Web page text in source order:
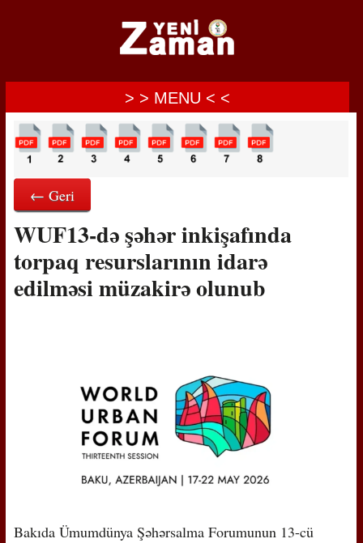
> > MENU < <
← Geri
WUF13-də şəhər inkişafında
torpaq resurslarının idarə
edilməsi müzakirə olunub
Bakıda Ümumdünya Şəhərsalma Forumunun 13-cü